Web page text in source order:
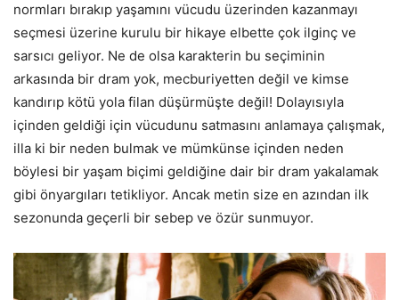
normları bırakıp yaşamını vücudu üzerinden kazanmayı
seçmesi üzerine kurulu bir hikaye elbette çok ilginç ve
sarsıcı geliyor. Ne de olsa karakterin bu seçiminin
arkasında bir dram yok, mecburiyetten değil ve kimse
kandırıp kötü yola filan düşürmüşte değil! Dolayısıyla
içinden geldiği için vücudunu satmasını anlamaya çalışmak,
illa ki bir neden bulmak ve mümkünse içinden neden
böylesi bir yaşam biçimi geldiğine dair bir dram yakalamak
gibi önyargıları tetikliyor. Ancak metin size en azından ilk
sezonunda geçerli bir sebep ve özür sunmuyor.